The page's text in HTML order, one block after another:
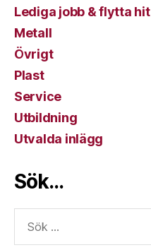
Lediga jobb & flytta hit
Metall
Övrigt
Plast
Service
Utbildning
Utvalda inlägg
Sök…
efter: